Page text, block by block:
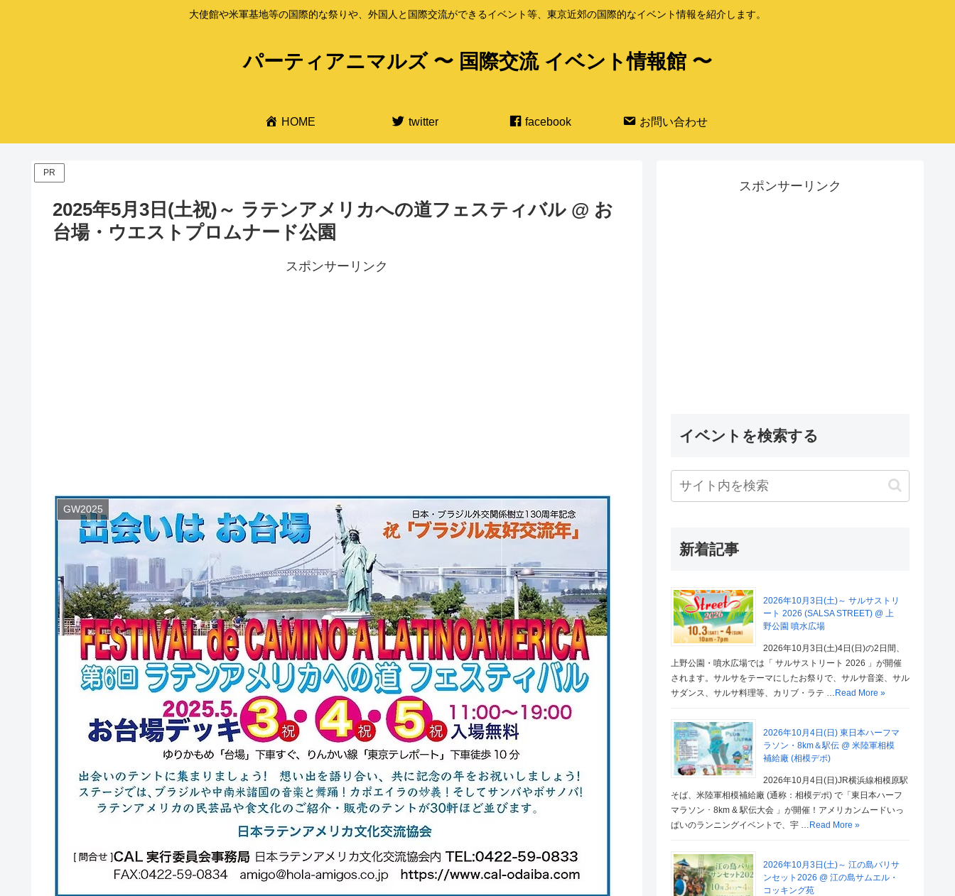
大使館や米軍基地等の国際的な祭りや、外国人と国際交流ができるイベント等、東京近郊の国際的なイベント情報を紹介します。
パーティアニマルズ 〜 国際交流 イベント情報館 〜
HOME twitter facebook お問い合わせ
PR
2025年5月3日(土祝)～ ラテンアメリカへの道フェスティバル @ お
台場・ウエストプロムナード公園
スポンサーリンク
GW2025
スポンサーリンク
イベントを検索する
新着記事
2026年10月3日(土)～ サルサストリ
ート 2026 (SALSA STREET) @ 上
野公園 噴水広場
2026年10月3日(土)4日(日)の2日間、
上野公園・噴水広場では「 サルサストリート 2026 」が開催
されます。サルサをテーマにしたお祭りで、サルサ音楽、サル
サダンス、サルサ料理等、カリブ・ラテ … Read More »
2026年10月4日(日) 東日本ハーフマ
ラソン・8km＆駅伝 @ 米陸軍相模
補給廠 (相模デポ)
2026年10月4日(日)JR横浜線相模原駅
そば、米陸軍相模補給廠 (通称：相模デポ) で「東日本ハーフ
マラソン ･ 8km & 駅伝大会 」が開催！アメリカンムードいっ
ぱいのランニングイベントで、宇 … Read More »
2026年10月3日(土)～ 江の島バリサ
ンセット2026 @ 江の島サムエル・
コッキング苑